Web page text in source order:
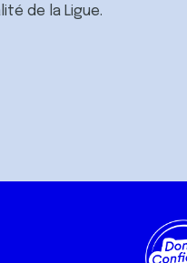
de la Ligue.